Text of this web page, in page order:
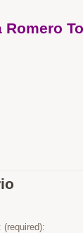
Romero
(required):